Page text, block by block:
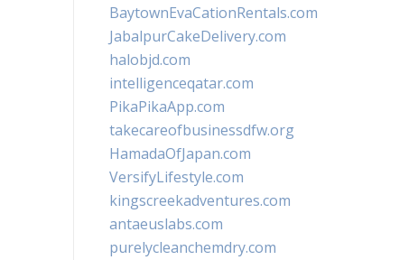
BaytownEvaCationRentals.com
JabalpurCakeDelivery.com
halobjd.com
intelligenceqatar.com
PikaPikaApp.com
takecareofbusinessdfw.org
HamadaOfJapan.com
VersifyLifestyle.com
kingscreekadventures.com
antaeuslabs.com
purelycleanchemdry.com